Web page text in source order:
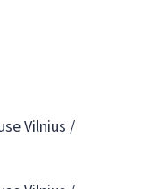
Vilnius /